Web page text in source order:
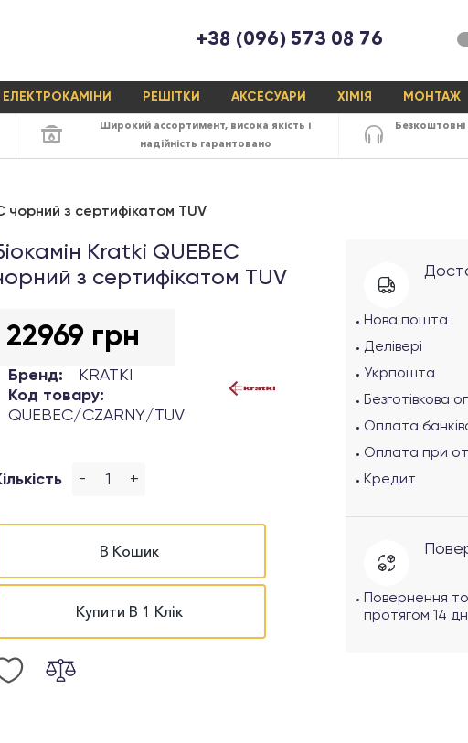
+38 (096) 573 08 76
ЕЛЕКТРОКАМІНИ РЕШІТКИ АКСЕСУАРИ ХІМІЯ МОНТАЖ
Широкий ассортимент, висока якість і
надійність гарантовано
Безкоштовні
чорний з сертифікатом TUV
Kratki QUEBEC
з сертифікатом TUV
22969 грн
Бренд:
KRATKI
Код товару:
QUEBEC/CZARNY/TUV
- +
В Кошик
Купити В 1 Клік
Нова пошта
Делівері
Укрпошта
Безготівкова
Оплата
Оплата при
Кредит
Повернення
протягом 14